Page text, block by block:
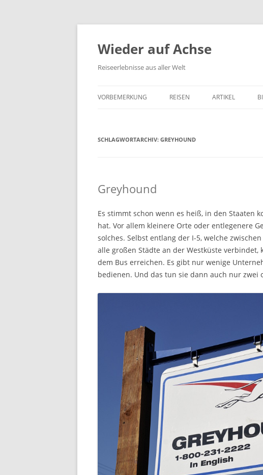
Wieder auf Achse
Reiseerlebnisse aus aller Welt
VORBEMERKUNG REISEN ARTIKEL
SCHLAGWORTARCHIV: GREYHOUND
Greyhound
Es stimmt schon wenn es heiß, in den Staaten
hat. Vor allem kleinere Orte oder entlegenere
solches. Selbst entlang der I-5, welche
alle großen Städte an der Westküste
dem Bus erreichen. Es gibt nur wenige
bedienen. Und das tun sie dann auch nur zwei